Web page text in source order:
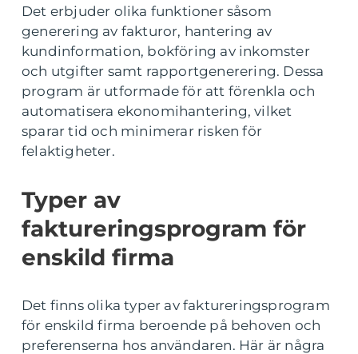
Det erbjuder olika funktioner såsom
generering av fakturor, hantering av
kundinformation, bokföring av inkomster
och utgifter samt rapportgenerering. Dessa
program är utformade för att förenkla och
automatisera ekonomihantering, vilket
sparar tid och minimerar risken för
felaktigheter.
Typer av
faktureringsprogram för
enskild firma
Det finns olika typer av faktureringsprogram
för enskild firma beroende på behoven och
preferenserna hos användaren. Här är några